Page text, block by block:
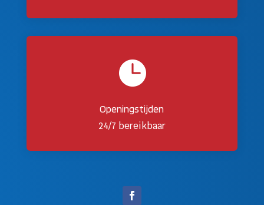

Openingstijden
24/7 bereikbaar